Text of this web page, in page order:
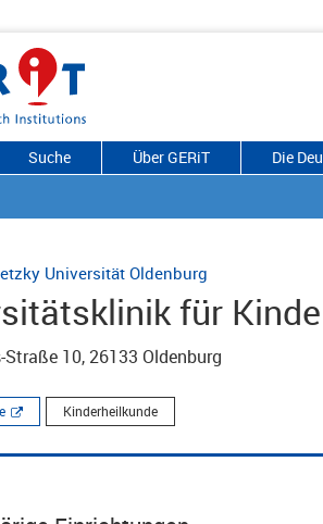
Suche Über GERiT Die
Universität Oldenburg
für
Straße 10, 26133 Oldenburg
Kinderheilkunde